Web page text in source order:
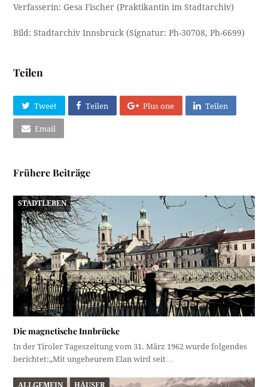
Verfasserin: Gesa Fischer (Praktikantin im Stadtarchiv)
Bild: Stadtarchiv Innsbruck (Signatur: Ph-30708, Ph-6699)
Teilen
Tweet Teilen Plus one Teilen
Email
Frühere Beiträge
STADTLEBEN
Die magnetische Innbrücke
In der Tiroler Tageszeitung vom 31. März 1962 wurde folgendes
berichtet:„Mit ungeheurem Elan wird seit…
ALLGEMEIN HÄUSER